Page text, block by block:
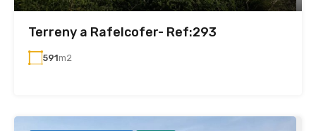
Terreny a Rafelcofer- Ref:293
591m2